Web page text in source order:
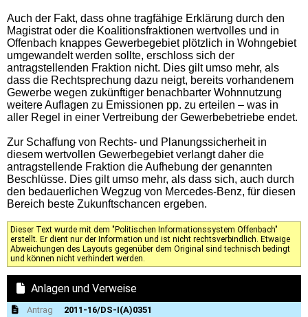
Auch der Fakt, dass ohne tragfähige Erklärung durch den
Magistrat oder die Koalitionsfraktionen wertvolles und in
Offenbach knappes Gewerbegebiet plötzlich in Wohngebiet
umgewandelt werden sollte, erschloss sich der
antragstellenden Fraktion nicht. Dies gilt umso mehr, als
dass die Rechtsprechung dazu neigt, bereits vorhandenem
Gewerbe wegen zukünftiger benachbarter Wohnnutzung
weitere Auflagen zu Emissionen pp. zu erteilen – was in
aller Regel in einer Vertreibung der Gewerbebetriebe endet.
Zur Schaffung von Rechts- und Planungssicherheit in
diesem wertvollen Gewerbegebiet verlangt daher die
antragstellende Fraktion die Aufhebung der genannten
Beschlüsse. Dies gilt umso mehr, als dass sich, auch durch
den bedauerlichen Wegzug von Mercedes-Benz, für diesen
Bereich beste Zukunftschancen ergeben.
Dieser Text wurde mit dem "Politischen Informationssystem Offenbach"
erstellt. Er dient nur der Information und ist nicht rechtsverbindlich. Etwaige
Abweichungen des Layouts gegenüber dem Original sind technisch bedingt
und können nicht verhindert werden.
Anlagen und Verweise
Antrag
2011-16/DS-I(A)0351